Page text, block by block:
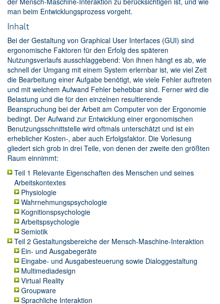
man beim Entwicklungsprozess vorgeht.
Inhalt
Bei der Gestaltung von Graphical User Interfaces (GUI) sind
ergonomische Faktoren für den Erfolg des späteren
Nutzungsverlaufs ausschlaggebend: Von ihnen hängt es ab, wie
schnell der Umgang mit einem System erlernbar ist, wie viel Zeit
die Bearbeitung einer Aufgabe benötigt, wie viele Fehler auftreten
und mit welchem Aufwand Fehler behebbar sind. Ferner wird die
Belastung und die für den einzelnen resultierende
Beanspruchung bei der Arbeit am Computer von der Ergonomie
bedingt. Der Aufwand zur Entwicklung einer ergonomischen
Benutzungsschnittstelle wird oftmals unterschätzt und ist ein
erheblicher Kosten-, aber auch Erfolgsfaktor. Die Vorlesung
gliedert sich grob in drei Teile, von denen der zweite den größten
Raum einnimmt:
Teil 1 Relevante Eigenschaften des Menschen und seines
Arbeitskontextes
Physiologie
Wahrnehmungspsychologie
Kognitionspsychologie
Arbeitspsychologie
Semiotik
Teil 2 Gestaltungsbereiche der Mensch-Maschine-Interaktion
Ein- und Ausgabegeräte
Eingabe- und Ausgabesteuerung sowie Dialoggestaltung
Multimediadesign
Virtual Reality
Groupware
Sprachliche Interaktion